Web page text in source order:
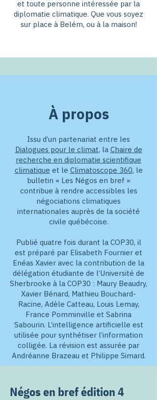
et toute personne intéressée par la
diplomatie climatique. Que vous soyez
sur place à Belém, ou à la maison!
​À propos
Issu d’un partenariat entre les
Dialogues pour le climat, la Chaire de
recherche en diplomatie scientifique
climatique et le Climatoscope 360, le
bulletin « Les Négos en bref »
contribue à rendre accessibles les
négociations climatiques
internationales auprès de la société
civile québécoise.
Publié quatre fois durant la COP30, il
est préparé par Elisabeth Fournier et
Enéas Xavier avec la contribution de la
délégation étudiante de l’Université de
Sherbrooke à la COP30 : Maury Beaudry,
Xavier Bénard, Mathieu Bouchard-
Racine, Adèle Catteau, Louis Lemay,
France Pomminville et Sabrina
Sabourin. L’intelligence artificielle est
utilisée pour synthétiser l’information
colligée. La révision est assurée par
Andréanne Brazeau et Philippe Simard.
Négos en bref édition 4